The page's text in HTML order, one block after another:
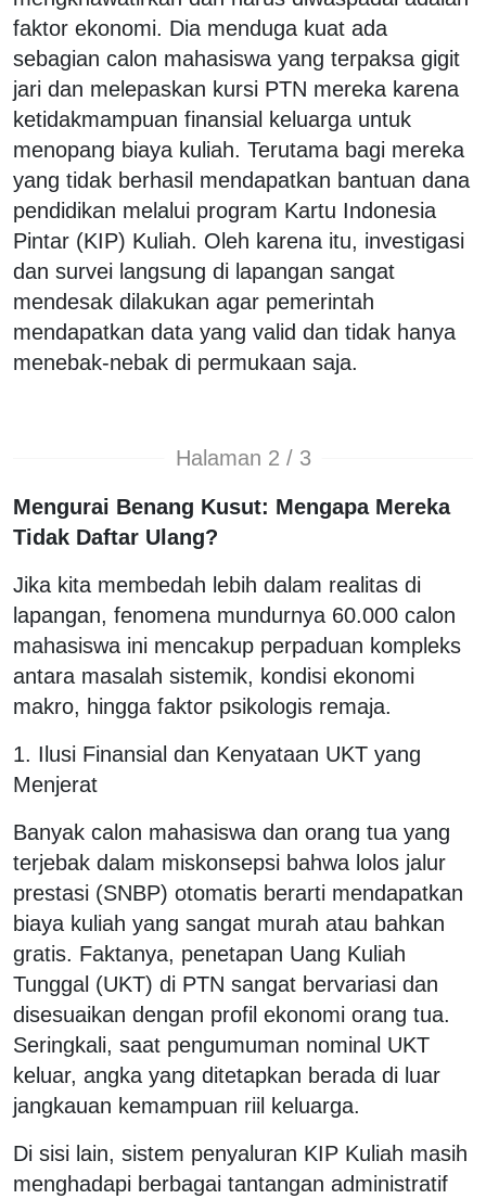
faktor ekonomi. Dia menduga kuat ada
sebagian calon mahasiswa yang terpaksa gigit
jari dan melepaskan kursi PTN mereka karena
ketidakmampuan finansial keluarga untuk
menopang biaya kuliah. Terutama bagi mereka
yang tidak berhasil mendapatkan bantuan dana
pendidikan melalui program Kartu Indonesia
Pintar (KIP) Kuliah. Oleh karena itu, investigasi
dan survei langsung di lapangan sangat
mendesak dilakukan agar pemerintah
mendapatkan data yang valid dan tidak hanya
menebak-nebak di permukaan saja.
Halaman 2 / 3
Mengurai Benang Kusut: Mengapa Mereka
Tidak Daftar Ulang?
Jika kita membedah lebih dalam realitas di
lapangan, fenomena mundurnya 60.000 calon
mahasiswa ini mencakup perpaduan kompleks
antara masalah sistemik, kondisi ekonomi
makro, hingga faktor psikologis remaja.
1. Ilusi Finansial dan Kenyataan UKT yang
Menjerat
Banyak calon mahasiswa dan orang tua yang
terjebak dalam miskonsepsi bahwa lolos jalur
prestasi (SNBP) otomatis berarti mendapatkan
biaya kuliah yang sangat murah atau bahkan
gratis. Faktanya, penetapan Uang Kuliah
Tunggal (UKT) di PTN sangat bervariasi dan
disesuaikan dengan profil ekonomi orang tua.
Seringkali, saat pengumuman nominal UKT
keluar, angka yang ditetapkan berada di luar
jangkauan kemampuan riil keluarga.
Di sisi lain, sistem penyaluran KIP Kuliah masih
menghadapi berbagai tantangan administratif